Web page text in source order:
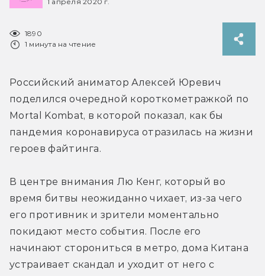
1890
1 минута на чтение
Российский аниматор Алексей Юревич
поделился очередной короткометражкой по
Mortal Kombat, в которой показал, как бы
пандемия коронавируса отразилась на жизни
героев файтинга.
В центре внимания Лю Кенг, который во
время битвы неожиданно чихает, из-за чего
его противник и зрители моментально
покидают место события. После его
начинают сторониться в метро, дома Китана
устраивает скандал и уходит от него с